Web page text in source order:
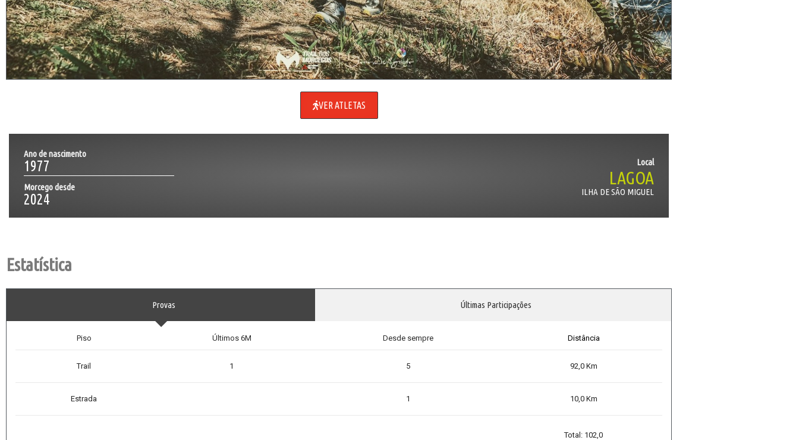
VER ATLETAS
Ano de nascimento
1977
Morcego desde
2024
Local
LAGOA
ILHA DE SÃO MIGUEL
Estatística
Provas Últimas Participações
Piso Últimos 6M Desde sempre Distância
Trail 1 5 92,0
Estrada 1 10,0
Total: 102,0